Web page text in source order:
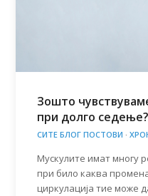
Зошто
при долго седење?
СИТЕ БЛОГ ПОСТОВИ ·
Мускулите имат многу
при било каква
циркулација тие може